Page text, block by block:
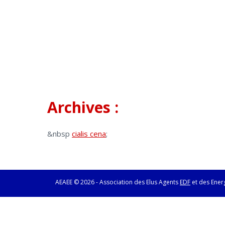
Archives :
&nbspcialis cena;
AEAEE © 2026 - Association des Elus AgentsEDF et des